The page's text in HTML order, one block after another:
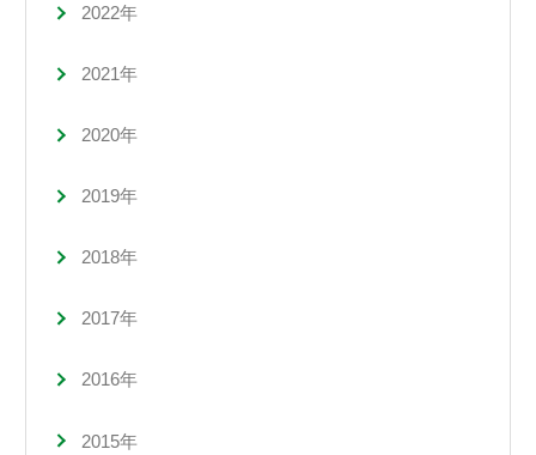
2022年
2021年
2020年
2019年
2018年
2017年
2016年
2015年